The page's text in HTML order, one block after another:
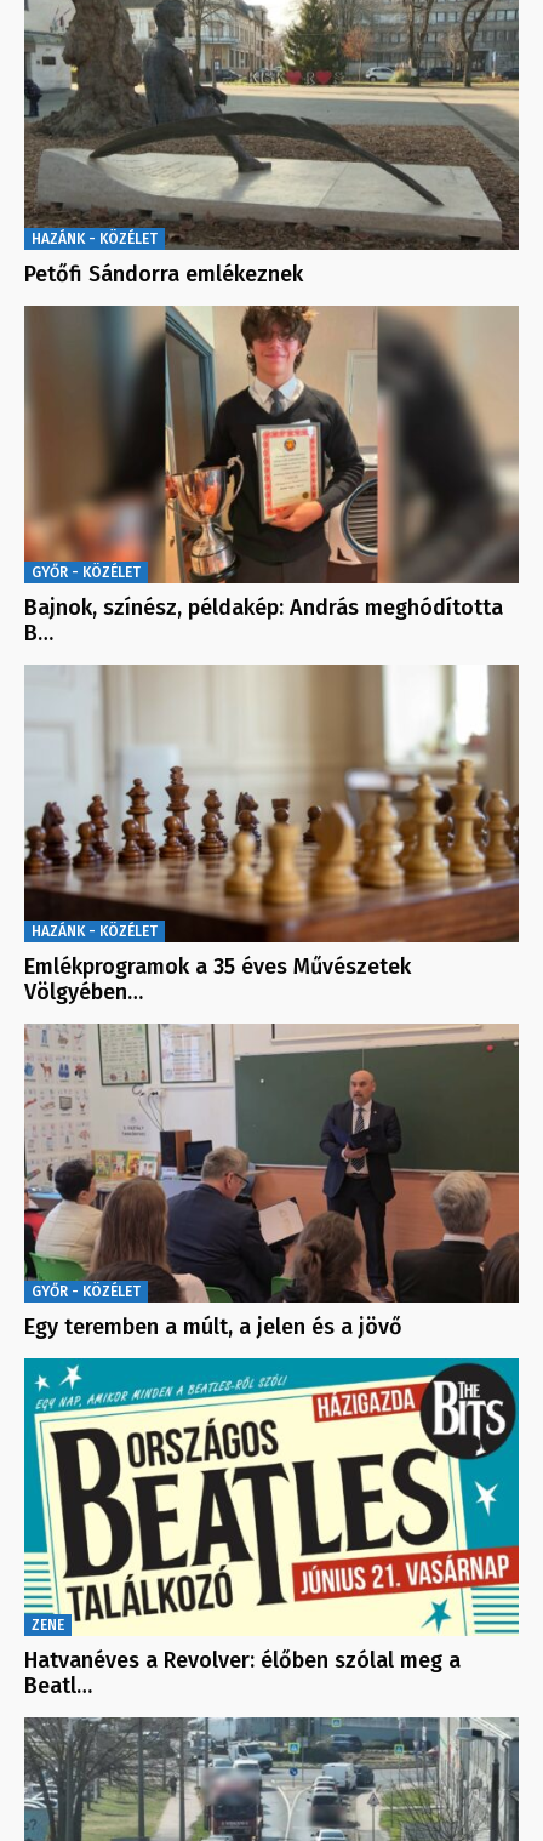
HAZÁNK - KÖZÉLET
Petőfi Sándorra emlékeznek
GYŐR - KÖZÉLET
Bajnok, színész, példakép: András meghódította
B…
HAZÁNK - KÖZÉLET
Emlékprogramok a 35 éves Művészetek
Völgyében…
GYŐR - KÖZÉLET
Egy teremben a múlt, a jelen és a jövő
ZENE
Hatvanéves a Revolver: élőben szólal meg a
Beatl…